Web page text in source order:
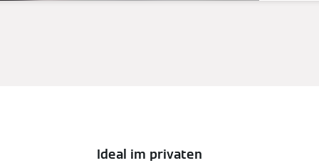
Ideal im privaten